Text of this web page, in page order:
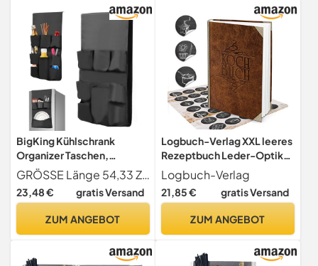
2,5–3 cm
BigKing Kühlschrank
Organizer Taschen,
Kühlschrank-Staubschutz-
Organizer Mini Kühlschrank
Aufbewahrungstasche zum
Aufbewahrung von
Utensilien
GRÖSSE Länge 54,33 Zoll x Breite 12,80 Zoll, geeignet für Mini-Heimkühlschränke mit einer Länge von weniger als 19 Zoll (nicht geeignet für Autokühlschränke)
23,48 € gratis Versand
ZUM ANGEBOT
Logbuch-Verlag XXL leeres
Rezeptbuch Leder-Optik
A4 mit Küchen Aufkleber
vintage Geschenk
Weihnachten
Logbuch-Verlag
21,85 € gratis Versand
ZUM ANGEBOT